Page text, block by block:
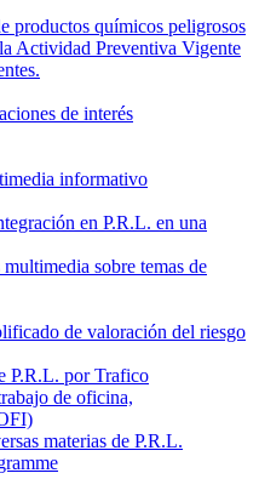
productos químicos peligrosos
Actividad Preventiva Vigente
de interés
informativo
en P.R.L. en una
sobre temas de
de valoración del riesgo
P.R.L. por Trafico
de oficina,
materias de P.R.L.